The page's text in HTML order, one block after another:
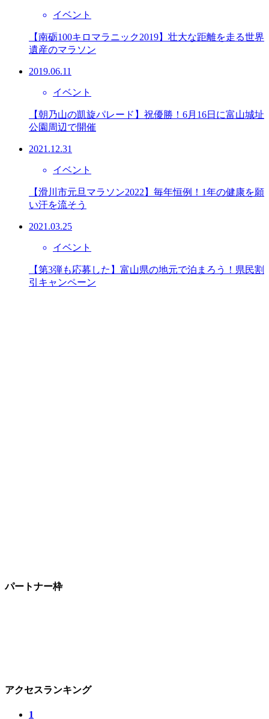
イベント
【南砺100キロマラニック2019】壮大な距離を走る世界
遺産のマラソン
2019.06.11
イベント
【朝乃山の凱旋パレード】祝優勝！6月16日に富山城址
公園周辺で開催
2021.12.31
イベント
【滑川市元旦マラソン2022】毎年恒例！1年の健康を願
い汗を流そう
2021.03.25
イベント
【第3弾も応募した】富山県の地元で泊まろう！県民割
引キャンペーン
パートナー枠
アクセスランキング
1